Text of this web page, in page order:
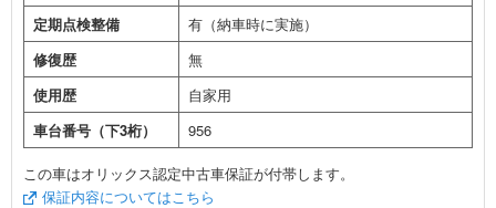
定期点検整備
有（納車時に実施）
修復歴
無
使用歴
自家用
車台番号（下3桁）
956
この車はオリックス認定中古車保証が付帯します。
保証内容についてはこちら